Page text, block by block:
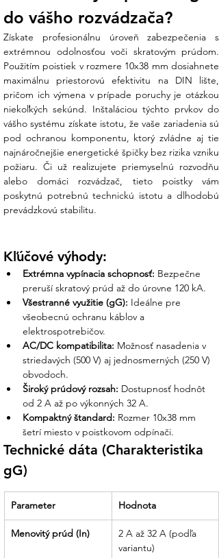
Dostupné prúdy
2A až 32A
rozsahová)
Vypínacia
schopnosť
120 kA
Teplota okolia
-5 °C až +55 °C
Materiál
Bez kadmia a olova
(Cd/Pb free)
Čo získate nákupom v Ensun?
Z vášho prieskumu vieme, že správna
koordinácia istiacich prvkov je základom
bezporuchovej prevádzky. My v Ensun vám
dodáme odbornosť:
Pomôžeme vám vybrať vhodný poistkový
odpínač na DIN lištu, ktorý zabezpečí
pevné uchytenie a správny odvod tepla
pri trvalom zaťažení poistky.
Garantovaná kvalita materiálu:
Ponúkame len certifikované vložky, ktoré
nekolidujú s požiadavkami revíznych
technikov a zaručujú deklarovanú
rýchlosť vypnutia.
Jasná dokumentácia: Technické listy a
certifikáty zhody sú u nás
samozrejmosťou. S nami získate
odborný prehľad o každom
Partner, ktorý drží slovo:Sme tu pre
súčiastok až po technickú podporu pri
realizácii vašej energetickej bezpečnosti.
do vášho rozvádzača?
Získate profesionálnu úroveň zabezpečenia s
extrémnou odolnosťou voči skratovým prúdom.
Použitím poistiek v rozmere 10x38 mm dosiahnete
maximálnu priestorovú efektivitu na DIN lište,
pričom ich výmena v prípade poruchy je otázkou
niekoľkých sekúnd. Inštaláciou týchto prvkov do
vášho systému získate istotu, že vaše zariadenia sú
pod ochranou komponentu, ktorý zvládne aj tie
najnáročnejšie energetické špičky bez rizika vzniku
požiaru. Či už realizujete priemyselnú rozvodňu
alebo domáci rozvádzač, tieto poistky vám
poskytnú potrebnú technickú istotu a dlhodobú
prevádzkovú stabilitu.
Kľúčové výhody:
Extrémna vypínacia schopnosť: Bezpečne
preruší skratový prúd až do úrovne 120 kA.
Všestranné využitie (gG): Ideálne pre
všeobecnú ochranu káblov a
elektrospotrebičov.
AC/DC kompatibilita: Možnosť nasadenia v
striedavých (500 V) aj jednosmerných (250 V)
obvodoch.
Široký prúdový rozsah: Dostupnosť hodnôt
od 2 A až po výkonných 32 A.
Kompaktný štandard: Rozmer 10x38 mm
šetrí miesto v poistkovom odpínači.
Technické dáta (Charakteristika
gG)
Parameter Hodnota
Menovitý prúd (In)
2 A až 32 A (podľa
variantu)